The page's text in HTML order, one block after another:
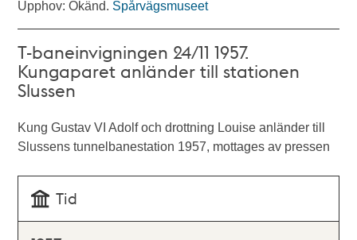
Upphov: Okänd. Spårvägsmuseet
T-baneinvigningen 24/11 1957.
Kungaparet anländer till stationen
Slussen
Kung Gustav VI Adolf och drottning Louise anländer till
Slussens tunnelbanestation 1957, mottages av pressen
Tid